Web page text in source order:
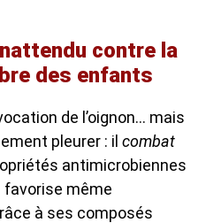
contre la
des enfants
de l’oignon… mais
pleurer : il combat
antimicrobiennes
même
à ses composés